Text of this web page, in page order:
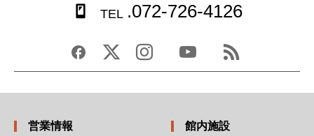
TEL .072-726-4126
営業情報 館内施設